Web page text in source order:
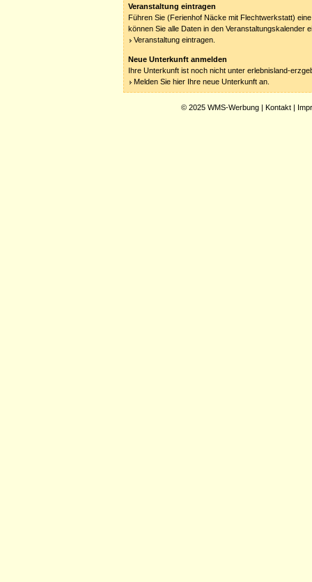
Veranstaltung eintragen
Führen Sie (Ferienhof Näcke mit Flechtwerkstatt)
können Sie alle Daten in den Veranstaltungskalender
Veranstaltung eintragen.
Neue Unterkunft anmelden
Ihre Unterkunft ist noch nicht unter erlebnisland-
Melden Sie hier Ihre neue Unterkunft an.
© 2025 WMS-Werbung | Kontakt |